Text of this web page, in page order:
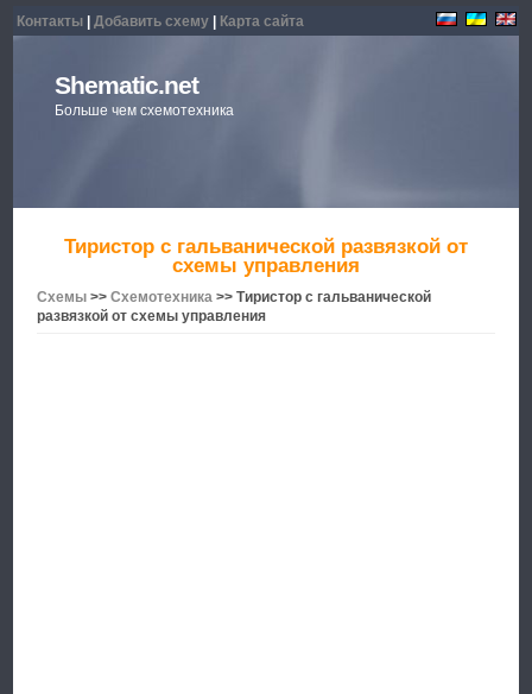
Контакты |Добавить схему Карта сайта
Shematic.net
Больше чем схемотехника
Тиристор с гальванической развязкой от
схемы управления
Схемы >>Схемотехника >> Тиристор с гальванической
развязкой от схемы управления